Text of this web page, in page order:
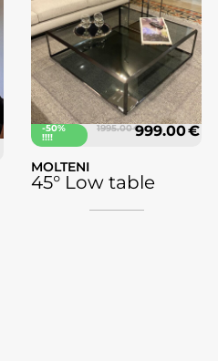
-50%
!!!!
1995.00 €999.00 €
MOLTENI
45° Low table